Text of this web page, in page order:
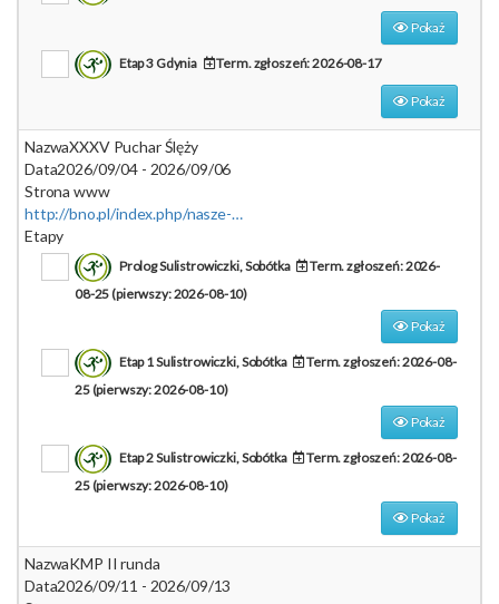
Pokaż
Etap 3 Gdynia Term. zgłoszeń: 2026-08-17
Pokaż
NazwaXXXV Puchar Ślęży
Data2026/09/04 - 2026/09/06
Strona www
http://bno.pl/index.php/nasze-zawody/mpuchar-slaska
Etapy
Prolog Sulistrowiczki, Sobótka
Term. zgłoszeń: 2026-
08-25 (pierwszy: 2026-08-10)
Pokaż
Etap 1 Sulistrowiczki, Sobótka
Term. zgłoszeń: 2026-08-
25 (pierwszy: 2026-08-10)
Pokaż
Etap 2 Sulistrowiczki, Sobótka
Term. zgłoszeń: 2026-08-
25 (pierwszy: 2026-08-10)
Pokaż
NazwaKMP II runda
Data2026/09/11 - 2026/09/13